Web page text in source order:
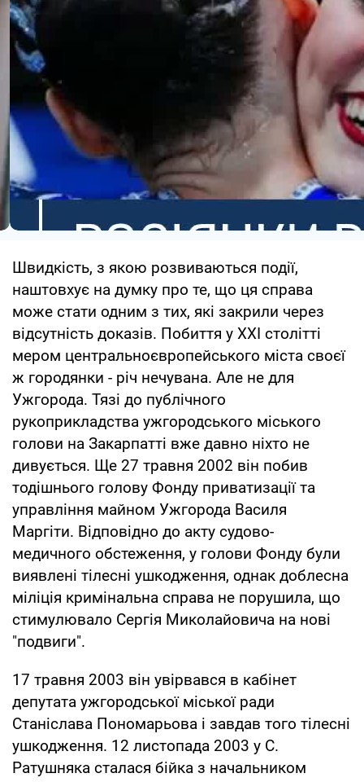
Швидкість, з якою розвиваються події,
наштовхує на думку про те, що ця справа
може стати одним з тих, які закрили через
відсутність доказів. Побиття у ХХІ столітті
мером центральноєвропейського міста своєї
ж городянки - річ нечувана. Але не для
Ужгорода. Тязі до публічного
рукоприкладства ужгородського міського
голови на Закарпатті вже давно ніхто не
дивується. Ще 27 травня 2002 він побив
тодішнього голову Фонду приватизації та
управління майном Ужгорода Василя
Маргіти. Відповідно до акту судово-
медичного обстеження, у голови Фонду були
виявлені тілесні ушкодження, однак доблесна
міліція кримінальна справа не порушила, що
стимулювало Сергія Миколайовича на нові
"подвиги".
17 травня 2003 він увірвався в кабінет
депутата ужгородської міської ради
Станіслава Пономарьова і завдав того тілесні
ушкодження. 12 листопада 2003 у С.
Ратушняка сталася бійка з начальником